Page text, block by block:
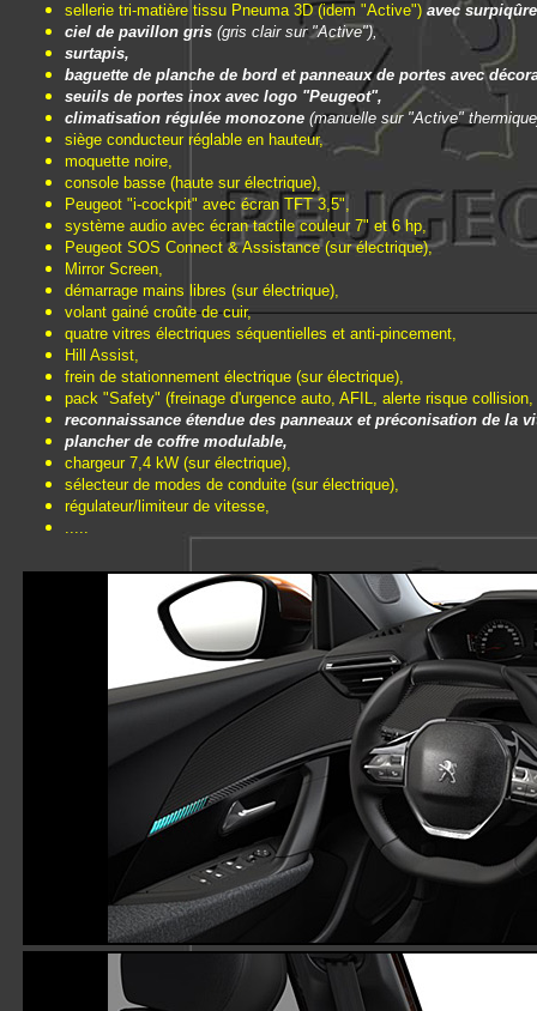
sellerie tri-matière tissu Pneuma 3D (idem "Active") avec
ciel de pavillon gris (gris clair sur "Active"),
surtapis,
baguette de planche de bord et panneaux de portes avec
seuils de portes inox avec logo "Peugeot",
climatisation régulée monozone (manuelle sur "Active"
siège conducteur réglable en hauteur,
moquette noire,
console basse (haute sur électrique),
Peugeot "i-cockpit" avec écran TFT 3,5",
système audio avec écran tactile couleur 7" et 6 hp,
Peugeot SOS Connect & Assistance (sur électrique),
Mirror Screen,
démarrage mains libres (sur électrique),
volant gainé croûte de cuir,
quatre vitres électriques séquentielles et anti-pincement,
Hill Assist,
frein de stationnement électrique (sur électrique),
pack "Safety" (freinage d'urgence auto, AFIL, alerte risque
reconnaissance étendue des panneaux et préconisation de la
plancher de coffre modulable,
chargeur 7,4 kW (sur électrique),
sélecteur de modes de conduite (sur électrique),
régulateur/limiteur de vitesse,
.....